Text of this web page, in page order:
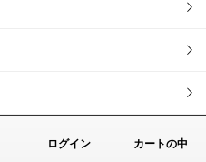
ログイン カートの中